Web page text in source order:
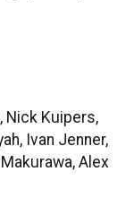
Nick Kuipers,
Ivan Jenner,
Alex